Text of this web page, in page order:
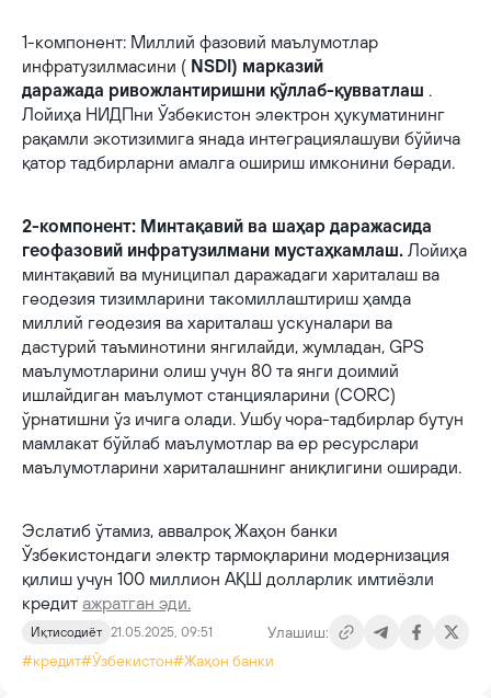
1-компонент: Миллий фазовий маълумотлар
инфратузилмасини ( NSDI) марказий
даражада ривожлантиришни қўллаб-қувватлаш .
Лойиҳа НИДПни Ўзбекистон электрон ҳукуматининг
рақамли экотизимига янада интеграциялашуви бўйича
қатор тадбирларни амалга ошириш имконини беради.
2-компонент: Минтақавий ва шаҳар даражасида
геофазовий инфратузилмани мустаҳкамлаш. Лойиҳа
минтақавий ва муниципал даражадаги хариталаш ва
геодезия тизимларини такомиллаштириш ҳамда
миллий геодезия ва хариталаш ускуналари ва
дастурий таъминотини янгилайди, жумладан, GPS
маълумотларини олиш учун 80 та янги доимий
ишлайдиган маълумот станцияларини (CОRС)
ўрнатишни ўз ичига олади. Ушбу чора-тадбирлар бутун
мамлакат бўйлаб маълумотлар ва ер ресурслари
маълумотларини хариталашнинг аниқлигини оширади.
Эслатиб ўтамиз, аввалроқ Жаҳон банки
Ўзбекистондаги электр тармоқларини модернизация
қилиш учун 100 миллион АҚШ долларлик имтиёзли
кредит ажратган эди.
Иқтисодиёт 21.05.2025, 09:51
Улашиш:
#кредит#Ўзбекистон#Жаҳон банки